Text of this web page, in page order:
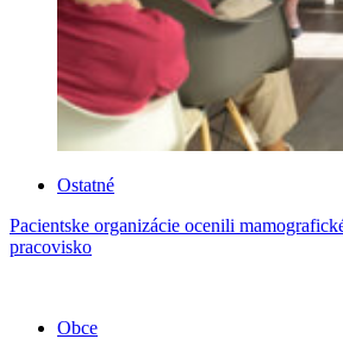
Ostatné
Pacientske organizácie ocenili
pracovisko
Obce